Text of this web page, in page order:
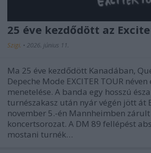
25 éve kezdődött az
Szigi. • 2026. június 11.
Ma 25 éve kezdődött Kanadában,
Depeche Mode EXCITER TOUR
menetelése. A banda egy hosszú
turnészakasz után nyár végén jött át
november 5.-én Mannheimben zárult
koncertsorozat. A DM 89 fellépést
mostani turnék…